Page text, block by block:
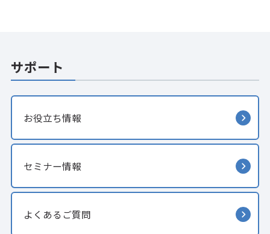
サポート
お役立ち情報
セミナー情報
よくあるご質問